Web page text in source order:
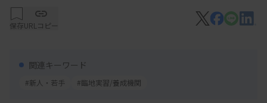
ボードゲームは、りんわくがクラウドファンディ
る中で、健康、お金、信頼の3種類のストーンを集
保存URLコピー
関連キーワード
#新人・若手 #臨地実習/養成機関